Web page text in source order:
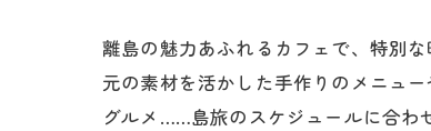
離島の魅力あふれるカフェで、特別
元の素材を活かした手作りのメニュ
グルメ……島旅のスケジュールに合わ